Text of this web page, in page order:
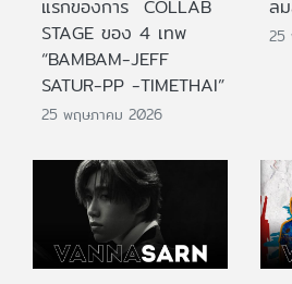
แรกของการ COLLAB
STAGE ของ 4 เทพ
“BAMBAM-JEFF
SATUR-PP -TIMETHAI”
25 พฤษภาคม 2026
ล
25